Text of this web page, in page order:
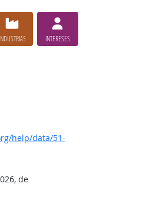
INDUSTRIAS INTERESES
help/data/51-
de